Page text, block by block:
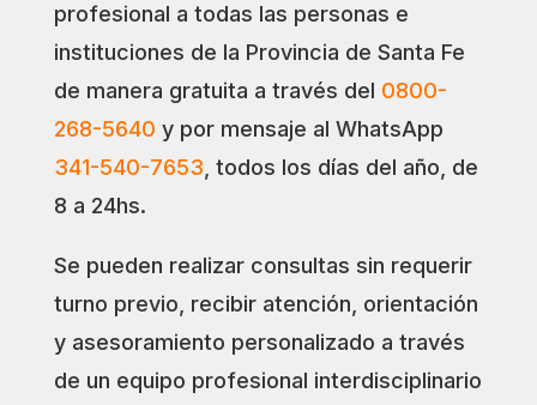
profesional a todas las personas e
instituciones de la Provincia de Santa Fe
de manera gratuita a través del 0800-
268-5640 y por mensaje al WhatsApp
341-540-7653, todos los días del año, de
8 a 24hs.
Se pueden realizar consultas sin requerir
turno previo, recibir atención, orientación
y asesoramiento personalizado a través
de un equipo profesional interdisciplinario